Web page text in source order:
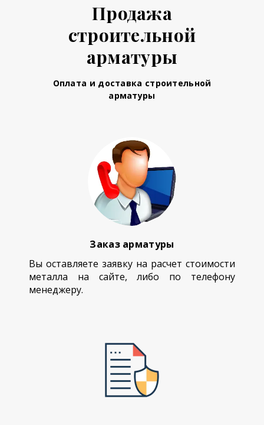
Продажа
строительной
арматуры
Оплата и доставка строительной
арматуры
Заказ арматуры
Вы оставляете заявку на расчет стоимости
металла на сайте, либо по телефону
менеджеру.